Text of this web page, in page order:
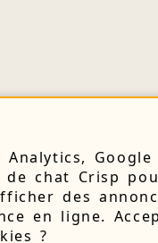
Google
de chat Crisp
des
en ligne.
?